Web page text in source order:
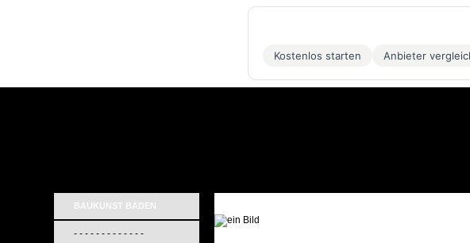
BAUKUNST BADEN
- - - - - - - - - - - - -
Kostenlos starten Anbieter